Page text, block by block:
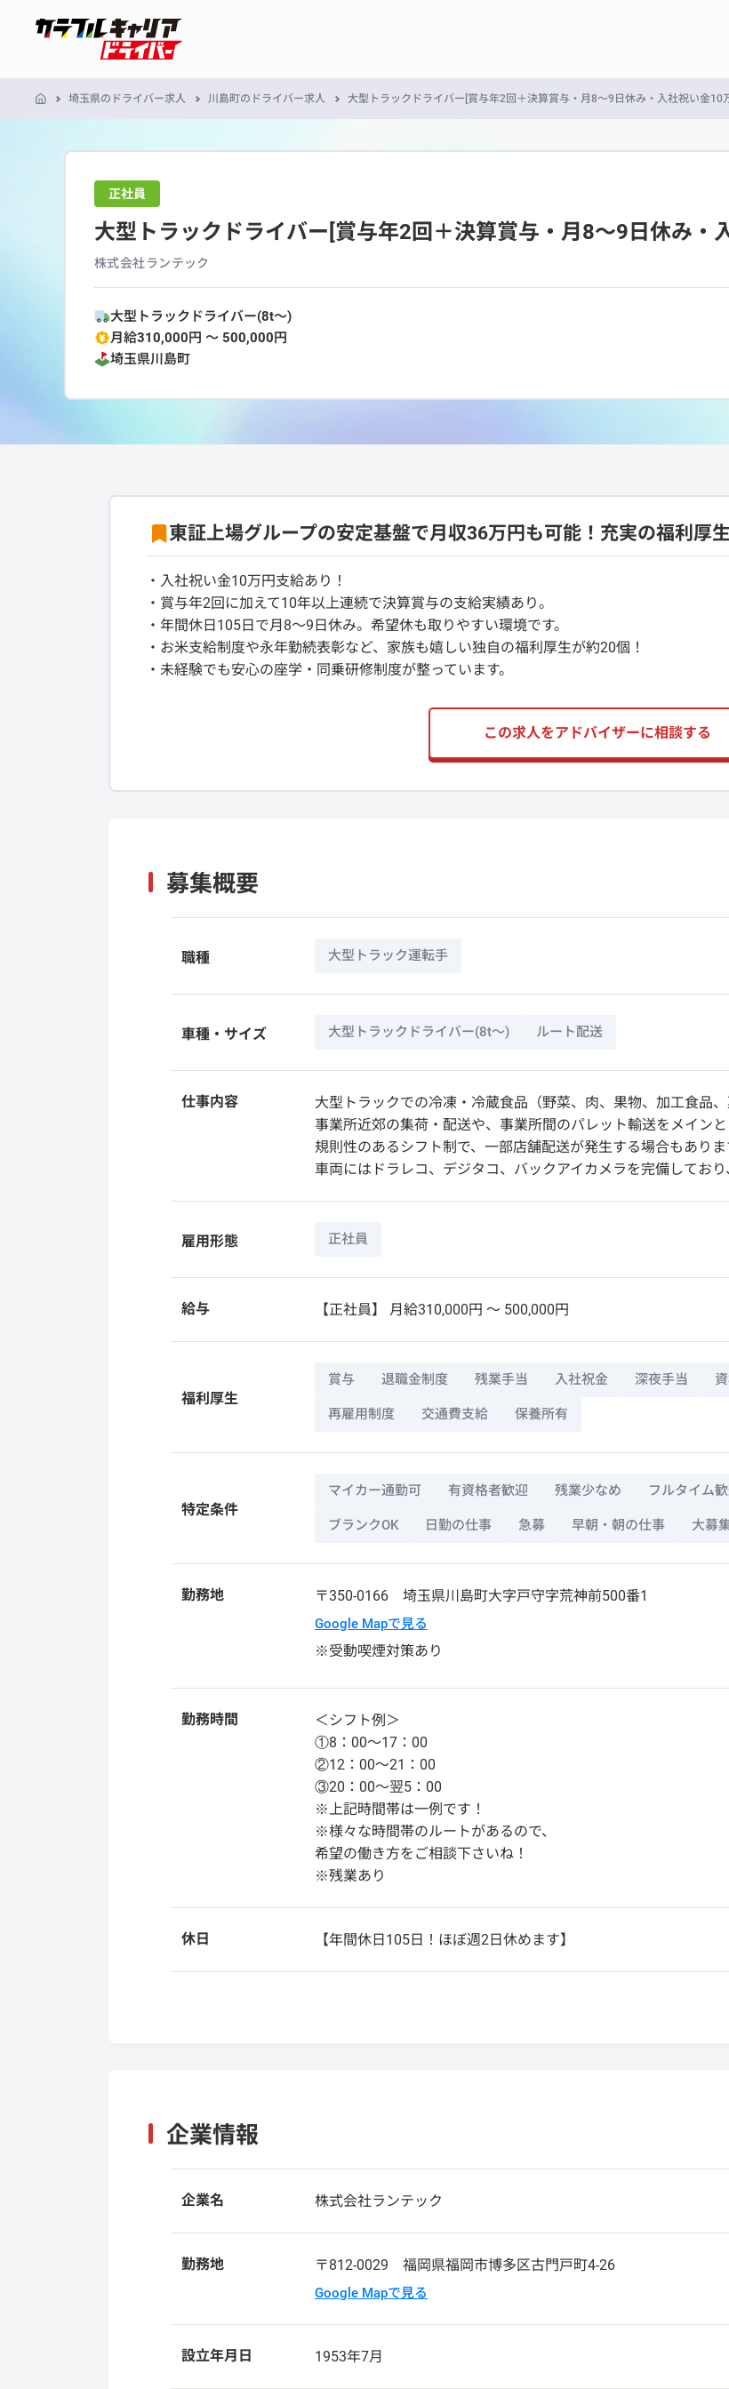
埼玉県のドライバー求人 川島町のドライバー求人 大型トラックドライバー[賞与年2回＋決算賞与・月8～9日休み・入社祝い金10
正社員
大型トラックドライバー[賞与年2回＋決算賞与・月8～9日休み・
株式会社ランテック
大型トラックドライバー(8t～)
月給310,000円 〜 500,000円
埼玉県川島町
東証上場グループの安定基盤で月収36万円も可能！充実の福利厚
・入社祝い金10万円支給あり！
・賞与年2回に加えて10年以上連続で決算賞与の支給実績あり。
・年間休日105日で月8～9日休み。希望休も取りやすい環境です。
・お米支給制度や永年勤続表彰など、家族も嬉しい独自の福利厚生が約20個！
・未経験でも安心の座学・同乗研修制度が整っています。
この求人をアドバイザーに相談する
募集概要
職種 大型トラック運転手
車種・サイズ 大型トラックドライバー(8t～) ルート配送
仕事内容
大型トラックでの冷凍・冷蔵食品（野菜、肉、果物、加工食品、
事業所近郊の集荷・配送や、事業所間のパレット輸送をメイン
規則性のあるシフト制で、一部店舗配送が発生する場合もありま
車両にはドラレコ、デジタコ、バックアイカメラを完備してお
雇用形態 正社員
給与 【正社員】 月給310,000円 〜 500,000円
福利厚生
賞与 退職金制度 残業手当 入社祝金 深夜手当
再雇用制度 交通費支給 保養所有
特定条件
マイカー通勤可 有資格者歓迎 残業少なめ フルタイム
ブランクOK 日勤の仕事 急募 早朝・朝の仕事 大募
勤務地 〒350-0166 埼玉県川島町大字戸守字荒神前500番1
Google Mapで見る
※受動喫煙対策あり
勤務時間
＜シフト例＞
①8：00～17：00
②12：00～21：00
③20：00～翌5：00
※上記時間帯は一例です！
※様々な時間帯のルートがあるので、
希望の働き方をご相談下さいね！
※残業あり
休日 【年間休日105日！ほぼ週2日休めます】
企業情報
企業名 株式会社ランテック
勤務地 〒812-0029 福岡県福岡市博多区古門戸町4-26
Google Mapで見る
設立年月日 1953年7月